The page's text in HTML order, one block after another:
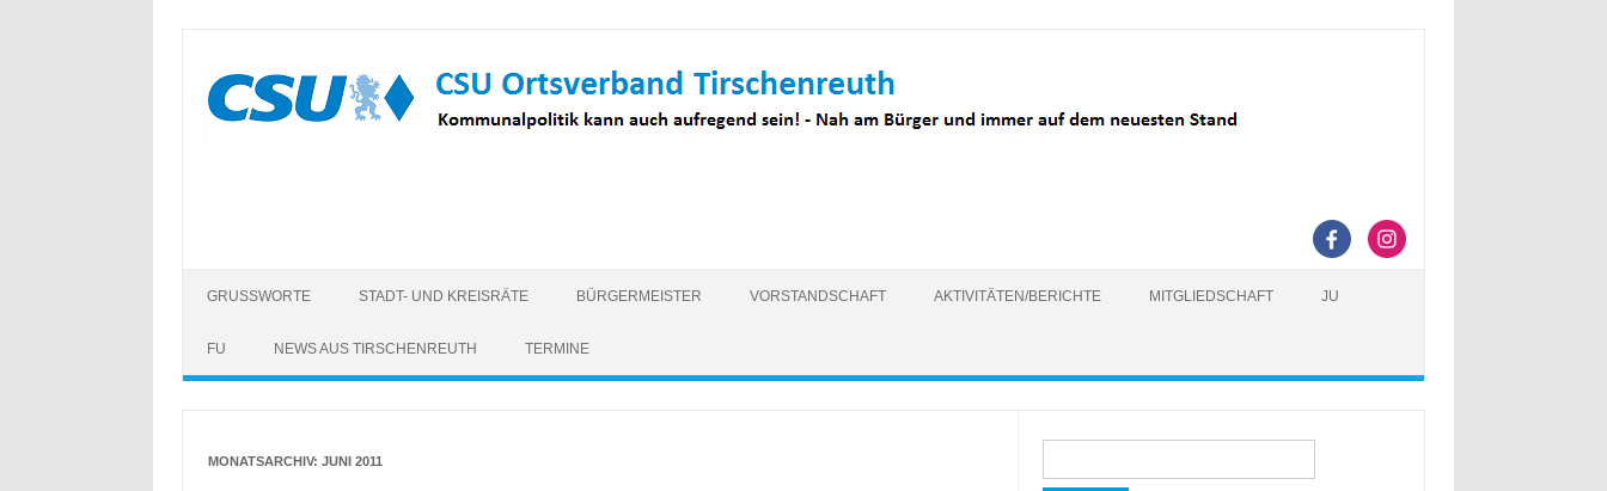
GRUSSWORTE STADT- UND KREISRÄTE BÜRGERMEISTER VORSTANDSCHAFT AKTIVITÄTEN/BERICHTE MITGLIEDSCHAFT JU
FU NEWS AUS TIRSCHENREUTH TERMINE
MONATSARCHIV: JUNI 2011
nach: